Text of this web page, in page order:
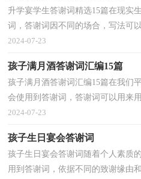
升学宴学生答谢词精选15篇在现实
词，答谢词因不同的场合，写法可
些则要庄重些。相信大家又在为写
2024-07-23
孩子满月酒答谢词汇编15篇
孩子满月酒答谢词汇编15篇在我们
会使用到答谢词，答谢词可以用来
助。那么我们该怎么去写答谢词呢
2024-07-23
孩子生日宴会答谢词
孩子生日宴会答谢词随着个人素质
用到答谢词，依据不同的致谢缘由